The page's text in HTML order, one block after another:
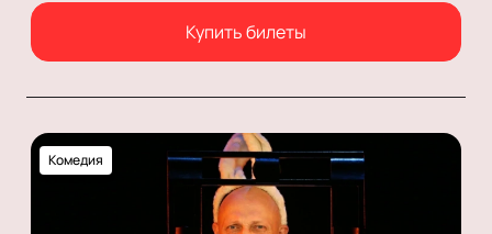
Купить билеты
Комедия